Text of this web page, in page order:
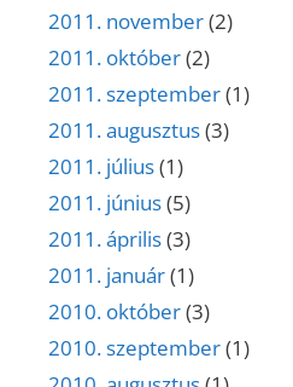
2011. november(2)
2011. október(2)
2011. szeptember(1)
2011. augusztus(3)
2011. július(1)
2011. június(5)
2011. április(3)
2011. január(1)
2010. október(3)
2010. szeptember(1)